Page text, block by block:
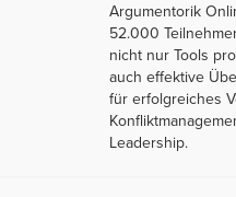
Argumentorik
52.000
nicht nur Tools
auch effektive
für erfolgreiches
Leadership.